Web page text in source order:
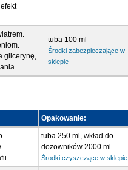
glicerynę,
tuba 100 ml
Środki zabezpieczające w
sklepie
Opakowanie:
tuba 250 ml, wkład do
dozowników 2000 ml
Środki czyszczące w sklepie